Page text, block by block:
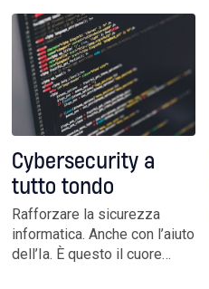
un’azienda con 75 anni di
storia continua a muoversi
con l’agilità e la visione
dinamica che ne hanno
caratterizzato le origini
Cybersecurity a
tutto tondo
Rafforzare la sicurezza
informatica. Anche con l’aiuto
dell’Ia. È questo il cuore